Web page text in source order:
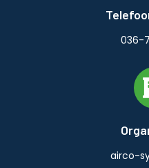
036-
airco-